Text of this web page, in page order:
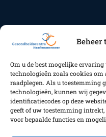
Beheer
Om u de best mogelijke
technologieën zoals cookies om
raadplegen. Als u toestemming
technologieën, kunnen wij
identificatiecodes op deze
geeft of uw toestemming
voor bepaalde functies en
Volg ons
Copyright GC Haarlemmermeer 2025